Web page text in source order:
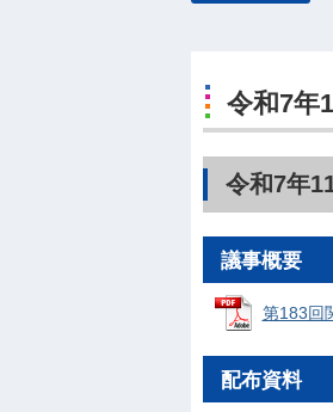
令和7年
令和7年
議事概要
第183回
配布資料